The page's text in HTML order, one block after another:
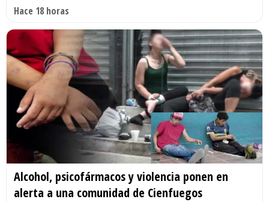
Hace 18 horas
Alcohol, psicofármacos y violencia ponen en
alerta a una comunidad de Cienfuegos